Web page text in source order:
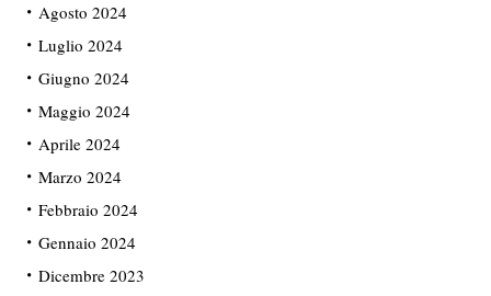
Agosto 2024
Luglio 2024
Giugno 2024
Maggio 2024
Aprile 2024
Marzo 2024
Febbraio 2024
Gennaio 2024
Dicembre 2023